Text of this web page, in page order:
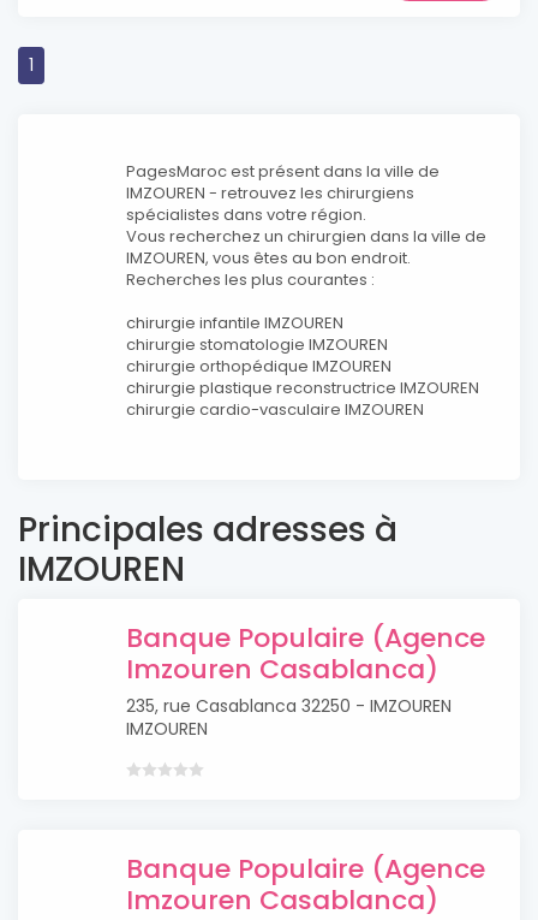
1
PagesMaroc est présent dans la ville de
IMZOUREN - retrouvez les chirurgiens
spécialistes dans votre région.
Vous recherchez un chirurgien dans la ville de
IMZOUREN, vous êtes au bon endroit.
Recherches les plus courantes :
chirurgie infantile IMZOUREN
chirurgie stomatologie IMZOUREN
chirurgie orthopédique IMZOUREN
chirurgie plastique reconstructrice IMZOUREN
chirurgie cardio-vasculaire IMZOUREN
Principales adresses à
IMZOUREN
Banque Populaire (Agence
Imzouren Casablanca)
235, rue Casablanca 32250 - IMZOUREN
IMZOUREN
Banque Populaire (Agence
Imzouren Casablanca)